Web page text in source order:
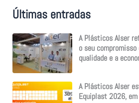
o
:
Últimas entradas
A Plásticos Alser
o seu
qualidade e a
A Plásticos Alser
Equiplast 2026, em